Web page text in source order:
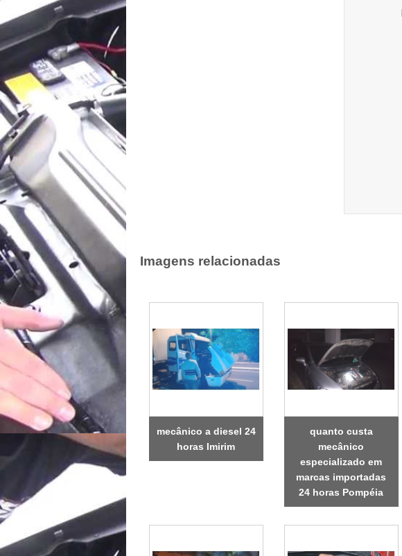
Imagens relacionadas
mecânico a diesel 24
horas Imirim
quanto custa
mecânico
especializado em
marcas importadas
24 horas Pompéia